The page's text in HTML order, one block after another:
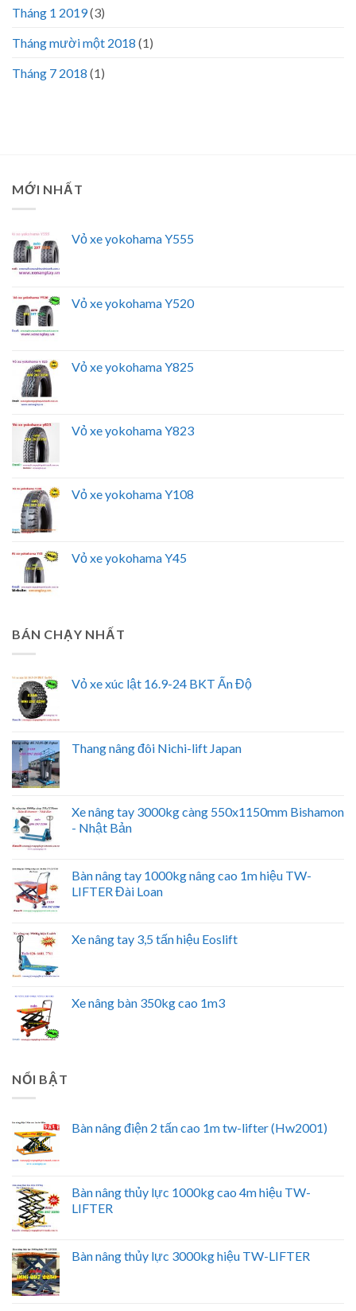
Tháng 1 2019(3)
Tháng mười một 2018 (1)
Tháng 7 2018 (1)
MỚI NHẤT
Vỏ xe yokohama Y555
Vỏ xe yokohama Y520
Vỏ xe yokohama Y825
Vỏ xe yokohama Y823
Vỏ xe yokohama Y108
Vỏ xe yokohama Y45
BÁN CHẠY NHẤT
Vỏ xe xúc lật 16.9-24 BKT Ấn Độ
Thang nâng đôi Nichi-lift Japan
Xe nâng tay 3000kg càng 550x1150mm Bishamon
- Nhật Bản
Bàn nâng tay 1000kg nâng cao 1m hiệu TW-
LIFTER Đài Loan
Xe nâng tay 3,5 tấn hiệu Eoslift
Xe nâng bàn 350kg cao 1m3
NỔI BẬT
Bàn nâng điện 2 tấn cao 1m tw-lifter (Hw2001)
Bàn nâng thủy lực 1000kg cao 4m hiệu TW-
LIFTER
Bàn nâng thủy lực 3000kg hiệu TW-LIFTER